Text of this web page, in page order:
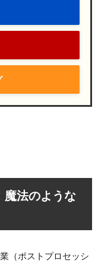
魔法のような
（ポストプロセッシ